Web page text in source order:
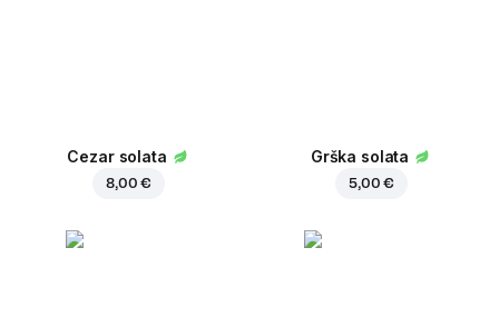
Cezar solata
8,00 €
Grška solata
5,00 €